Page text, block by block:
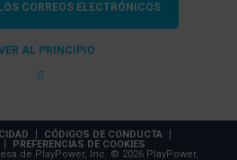
CORREOS ELECTRÓNICOS
AL PRINCIPIO
CÓDIGOS DE CONDUCTA
PREFERENCIAS DE COOKIES
de PlayPower, Inc. © 2026 PlayPower,